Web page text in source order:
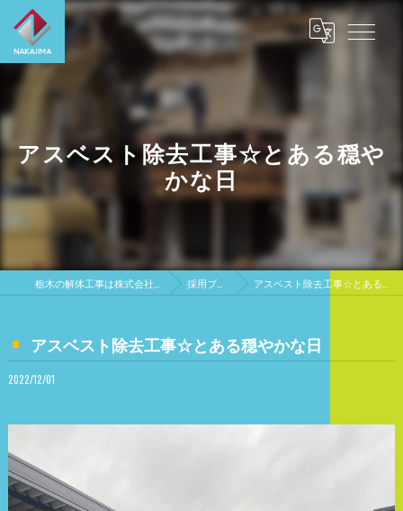
アスベスト除去工事☆とある穏や
かな日
採用ブログ アスベスト除去工事☆とある穏やかな日
アスベスト除去工事☆とある穏やかな日
2022/12/01